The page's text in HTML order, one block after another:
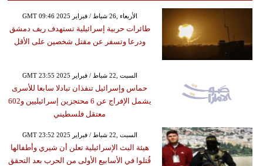
GMT 09:46 2025 الأربعاء ,26 شباط / فبراير
طائرات حربية إسرائيلية تستهدف ريف دمشق
ودرعا وتسفر عن مقتل شخصين على الأقل
GMT 23:55 2025 السبت ,22 شباط / فبراير
حماس وإسرائيل تنفذان تبادلا سابعا للأسرى
يشمل الإفراج عن 6 محتجزين إسرائيليين و602
معتقل فلسطيني
GMT 23:52 2025 السبت ,22 شباط / فبراير
هيئة البث الإسرائيلية تعلن أن شيري وأطفالها
قُتلوا في الأسابيع الأولى من الحرب بعد التحقق